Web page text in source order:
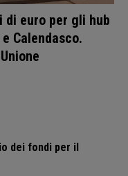
di euro per gli hub
Calendasco.
dei fondi per il